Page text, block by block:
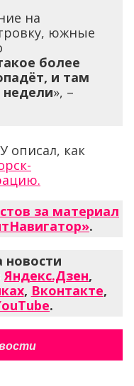
на
южные
более
и там
недели», –
описал, как
за материал
.
новости
Яндекс.Дзен,
, Вконтакте,
.